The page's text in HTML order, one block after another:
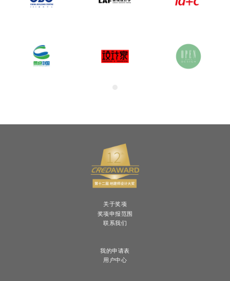
关于奖项
奖项申报范围
联系我们
我的申请表
用户中心